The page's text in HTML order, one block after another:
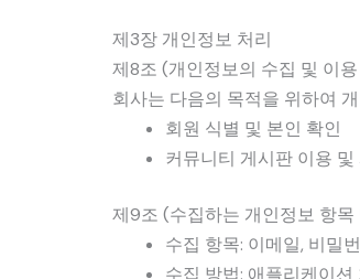
제3장 개인정보 처리
제8조 (개인정보의 수집 및 이
회사는 다음의 목적을 위하여
회원 식별 및 본인 확인
커뮤니티 게시판 이용 및
제9조 (수집하는 개인정보 항목
수집 항목: 이메일, 비밀
수집 방법: 애플리케이